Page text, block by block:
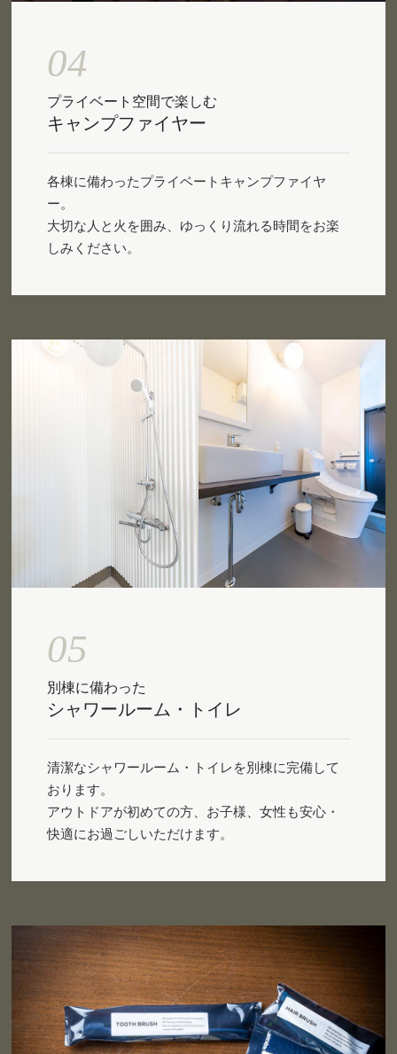
04
プライベート空間で楽しむ
キャンプファイヤー
各棟に備わったプライベートキャンプファイヤ
ー。
大切な人と火を囲み、ゆっくり流れる時間をお楽
しみください。
05
別棟に備わった
シャワールーム・トイレ
清潔なシャワールーム・トイレを別棟に完備して
おります。
アウトドアが初めての方、お子様、女性も安心・
快適にお過ごしいただけます。